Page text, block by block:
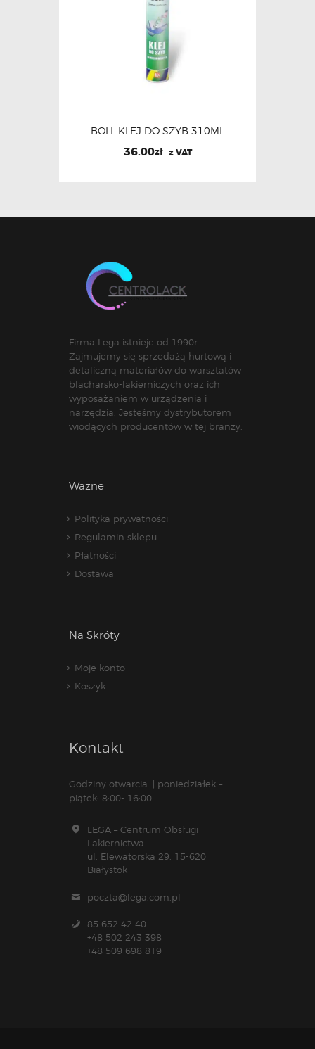
BOLL KLEJ DO SZYB 310ML
36.00zł z VAT
Firma Lega istnieje od 1990r.
Zajmujemy się sprzedażą hurtową i
detaliczną materiałów do warsztatów
blacharsko-lakierniczych oraz ich
wyposażaniem w urządzenia i
narzędzia. Jesteśmy dystrybutorem
wiodących producentów w tej branży.
Ważne
Polityka prywatności
Regulamin sklepu
Płatności
Dostawa
Na Skróty
Moje konto
Koszyk
Kontakt
Godziny otwarcia: | poniedziałek –
piątek: 8:00- 16:00
LEGA – Centrum Obsługi
Lakiernictwa
ul. Elewatorska 29, 15-620
Białystok
poczta@lega.com.pl
85 652 42 40
+48 502 243 398
+48 509 698 819